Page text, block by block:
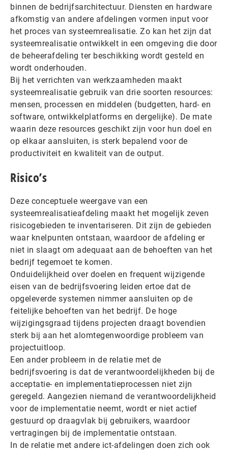
binnen de bedrijfsarchitectuur. Diensten en hardware
afkomstig van andere afdelingen vormen input voor
het proces van systeemrealisatie. Zo kan het zijn dat
systeemrealisatie ontwikkelt in een omgeving die door
de beheerafdeling ter beschikking wordt gesteld en
wordt onderhouden.
Bij het verrichten van werkzaamheden maakt
systeemrealisatie gebruik van drie soorten resources:
mensen, processen en middelen (budgetten, hard- en
software, ontwikkelplatforms en dergelijke). De mate
waarin deze resources geschikt zijn voor hun doel en
op elkaar aansluiten, is sterk bepalend voor de
productiviteit en kwaliteit van de output.
Risico’s
Deze conceptuele weergave van een
systeemrealisatieafdeling maakt het mogelijk zeven
risicogebieden te inventariseren. Dit zijn de gebieden
waar knelpunten ontstaan, waardoor de afdeling er
niet in slaagt om adequaat aan de behoeften van het
bedrijf tegemoet te komen.
Onduidelijkheid over doelen en frequent wijzigende
eisen van de bedrijfsvoering leiden ertoe dat de
opgeleverde systemen nimmer aansluiten op de
feitelijke behoeften van het bedrijf. De hoge
wijzigingsgraad tijdens projecten draagt bovendien
sterk bij aan het alomtegenwoordige probleem van
projectuitloop.
Een ander probleem in de relatie met de
bedrijfsvoering is dat de verantwoordelijkheden bij de
acceptatie- en implementatieprocessen niet zijn
geregeld. Aangezien niemand de verantwoordelijkheid
voor de implementatie neemt, wordt er niet actief
gestuurd op draagvlak bij gebruikers, waardoor
vertragingen bij de implementatie ontstaan.
In de relatie met andere ict-afdelingen doen zich ook